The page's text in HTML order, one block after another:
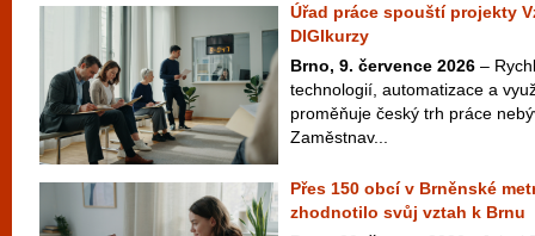
Úřad práce spouští projekty
DIGIkurzy
Brno, 9. července 2026 –
technologií, automatizace a
proměňuje český trh práce
Zaměstnav...
Přes 150 obcí v Brněnské
zhodnotilo svůj vztah k Brnu